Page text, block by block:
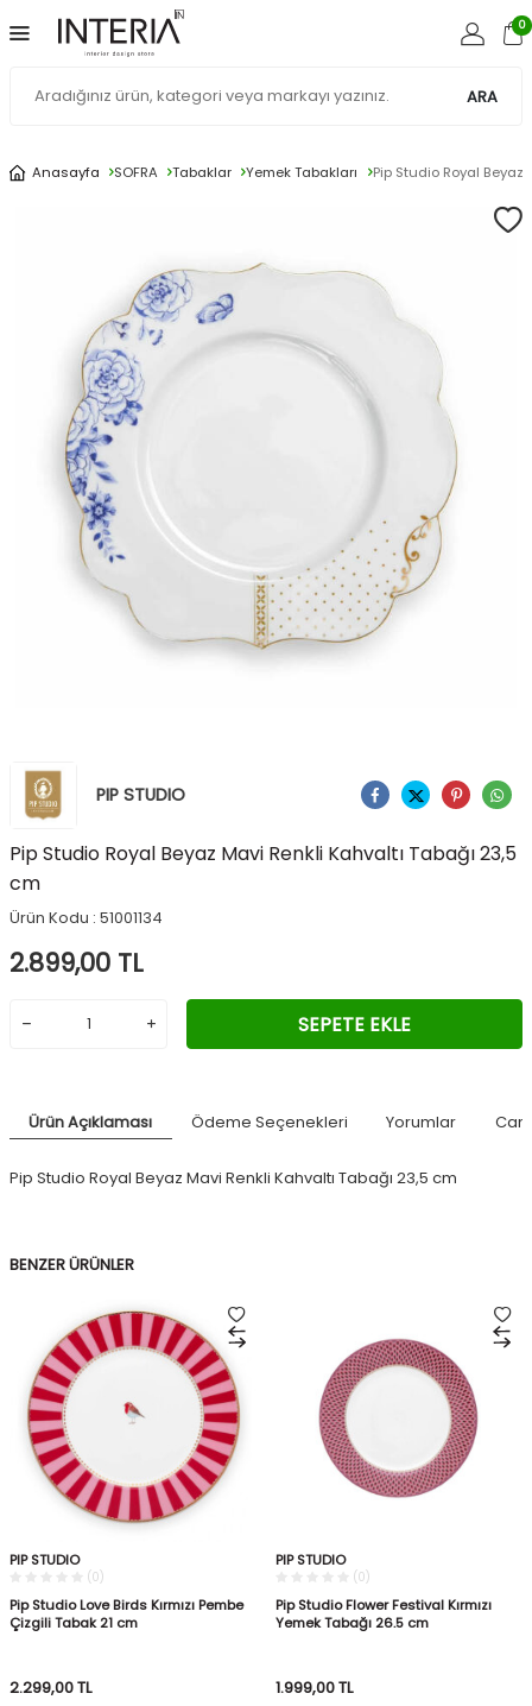
ARA
0
Anasayfa SOFRA Tabaklar Yemek Tabakları Pip Studio Royal Beyaz
PIP STUDIO Ürünü Paylaş
Pip Studio Royal Beyaz Mavi Renkli Kahvaltı Tabağı 23,5
cm
Ürün Kodu : 51001134
2.899,00 TL
SEPETE EKLE
Ürün Açıklaması Ödeme Seçenekleri Yorumlar
Pip Studio Royal Beyaz Mavi Renkli Kahvaltı Tabağı 23,5 cm
BENZER ÜRÜNLER
PIP STUDIO
(0)
Pip Studio Love Birds Kırmızı Pembe
Çizgili Tabak 21 cm
2.299,00TL
PIP STUDIO
(0)
Pip Studio Flower Festival Kırmızı
Yemek Tabağı 26.5 cm
1.999,00TL